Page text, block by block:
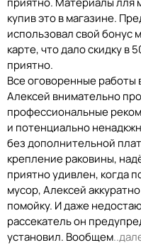
купив это в магазине.
использовал свой бонус
карте, что дало скидку в
приятно.
Все оговоренные
Алексей внимательно
профессиональные
и потенциально
без дополнительной
крепление раковины,
приятно удивлен, когда
мусор, Алексей
помойку. И даже
рассекатель он
установил. Вообщем